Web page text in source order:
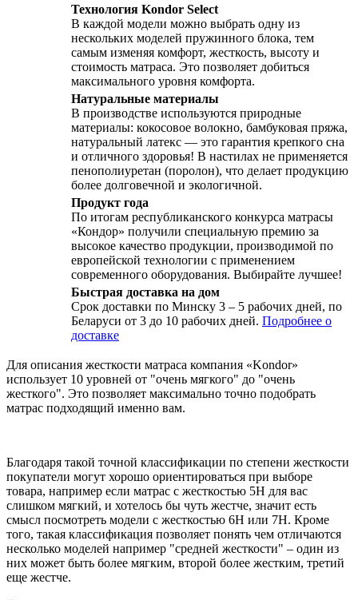
Технология Kondor Select
В каждой модели можно выбрать одну из
нескольких моделей пружинного блока, тем
самым изменяя комфорт, жесткость, высоту и
стоимость матраса. Это позволяет добиться
максимального уровня комфорта.
Натуральные материалы
В производстве используются природные
материалы: кокосовое волокно, бамбуковая пряжа,
натуральный латекс — это гарантия крепкого сна
и отличного здоровья! В настилах не применяется
пенополиуретан (поролон), что делает продукцию
более долговечной и экологичной.
Продукт года
По итогам республиканского конкурса матрасы
«Кондор» получили специальную премию за
высокое качество продукции, производимой по
европейской технологии с применением
современного оборудования. Выбирайте лучшее!
Быстрая доставка на дом
Срок доставки по Минску 3 – 5 рабочих дней, по
Беларуси от 3 до 10 рабочих дней. Подробнее о
доставке
Для описания жесткости матраса компания «Kondor»
использует 10 уровней от "очень мягкого" до "очень
жесткого". Это позволяет максимально точно подобрать
матрас подходящий именно вам.
Благодаря такой точной классификации по степени жесткости
покупатели могут хорошо ориентироваться при выборе
товара, например если матрас с жесткостью 5H для вас
слишком мягкий, и хотелось бы чуть жестче, значит есть
смысл посмотреть модели с жесткостью 6H или 7H. Кроме
того, такая классификация позволяет понять чем отличаются
несколько моделей например "средней жесткости" – один из
них может быть более мягким, второй более жестким, третий
еще жестче.